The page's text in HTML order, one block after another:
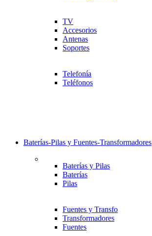
TV
Accesorios
Antenas
Soportes
Telefonía
Teléfonos
Baterías-Pilas y Fuentes-Transformadores
Baterías y Pilas
Baterías
Pilas
Fuentes y Transfo
Transformadores
Fuentes